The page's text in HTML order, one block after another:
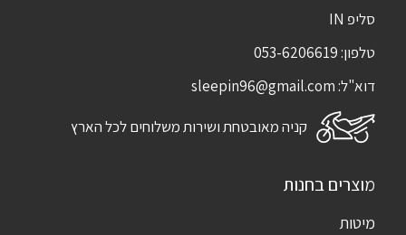
סליפ IN
טלפון:053-6206619
דוא"ל:sleepin96@gmail.com
קניה מאובטחת ושירות משלוחים לכל הארץ
מוצרים בחנות
מיטות